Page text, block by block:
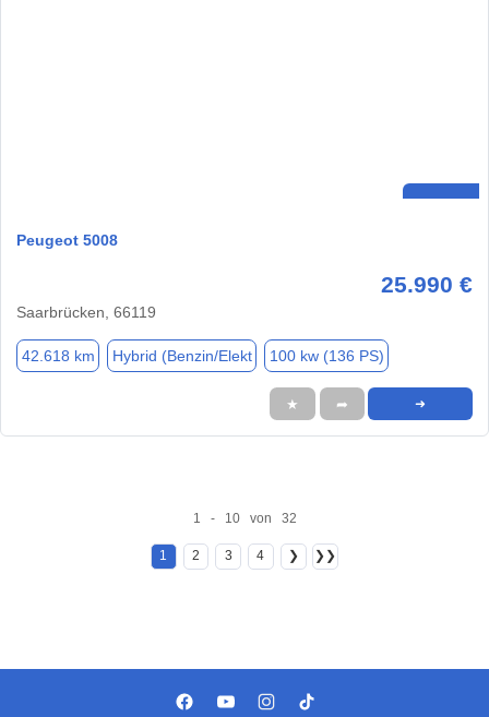
Peugeot 5008
25.990 €
Saarbrücken, 66119
42.618 km Hybrid (Benzin/Elekt 100 kw (136 PS)
★ ➦ ➜
1 - 10 von 32
1 2 3 4 ❯ ❯❯